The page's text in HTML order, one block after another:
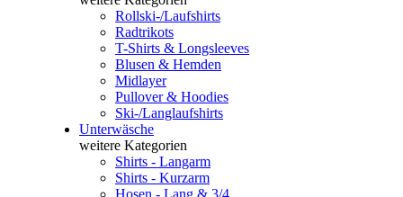
Rollski-/Laufshirts
Radtrikots
T-Shirts & Longsleeves
Blusen & Hemden
Midlayer
Pullover & Hoodies
Ski-/Langlaufshirts
Unterwäsche
weitere Kategorien
Shirts - Langarm
Shirts - Kurzarm
Hosen - Lang & 3/4